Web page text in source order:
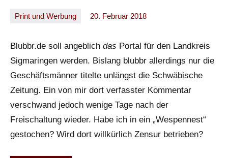
Print und Werbung 20. Februar 2018
Blubbr.de soll angeblich das Portal für den Landkreis
Sigmaringen werden. Bislang blubbr allerdings nur die
Geschäftsmänner titelte unlängst die Schwäbische
Zeitung. Ein von mir dort verfasster Kommentar
verschwand jedoch wenige Tage nach der
Freischaltung wieder. Habe ich in ein „Wespennest“
gestochen? Wird dort willkürlich Zensur betrieben?